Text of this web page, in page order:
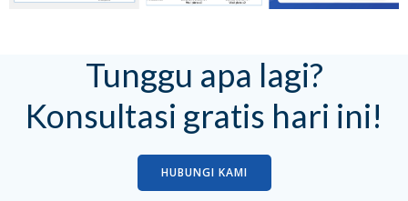
Tunggu apa lagi?
Konsultasi gratis hari ini!
HUBUNGI KAMI